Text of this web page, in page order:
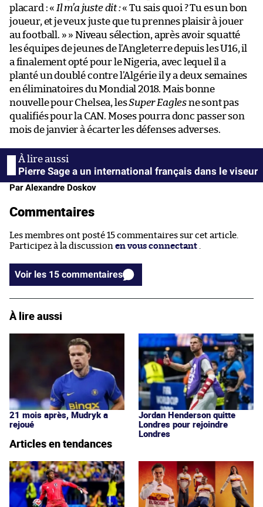
placard : « Il m’a juste dit :« Tu sais quoi ? Tu es un bon
joueur, et je veux juste que tu prennes plaisir à jouer
au football. » » Niveau sélection, après avoir squatté
les équipes de jeunes de l’Angleterre depuis les U16, il
a finalement opté pour le Nigeria, avec lequel il a
planté un doublé contre l’Algérie il y a deux semaines
en éliminatoires du Mondial 2018. Mais bonne
nouvelle pour Chelsea, lesSuper Eaglesne sont pas
qualifiés pour la CAN. Moses pourra donc passer son
mois de janvier à écarter les défenses adverses.
Pierre Sage a un international français dans le viseur
Par Alexandre Doskov
Commentaires
Les membres ont posté 15 commentaires sur cet article.
Participez à la discussion en vous connectant
Voir les 15 commentaires
À lire aussi
21 mois après, Mudryk a
rejoué
Jordan Henderson quitte
Londres pour rejoindre
Londres
Articles en tendances